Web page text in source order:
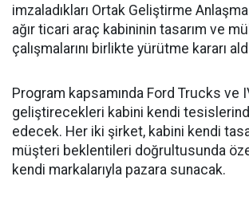
imzaladıkları Ortak Geliştirme
ağır ticari araç kabininin tasarım ve
çalışmalarını birlikte yürütme kararı
Program kapsamında Ford Trucks ve
geliştirecekleri kabini kendi
edecek. Her iki şirket, kabini kendi
müşteri beklentileri doğrultusunda
kendi markalarıyla pazara sunacak.